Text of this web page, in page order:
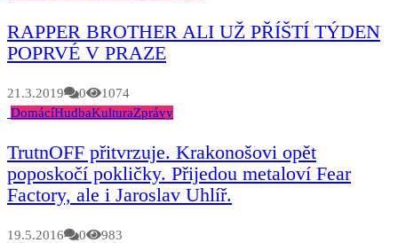
RAPPER BROTHER ALI UŽ PŘÍŠTÍ TÝDEN
POPRVÉ V PRAZE
21.3.2019 0
1074
DomácíHudbaKulturaZprávy
TrutnOFF přitvrzuje. Krakonošovi opět
poposkočí pokličky. Přijedou metaloví Fear
Factory, ale i Jaroslav Uhlíř.
19.5.2016 0
983